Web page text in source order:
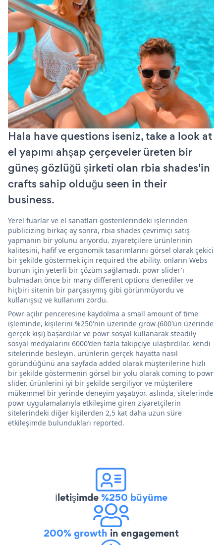
Hala have questions iseniz, take a look at
el yapımı ahşap çerçeveler üreten bir
güneş gözlüğü şirketi olan rbia shades'in
crafts sahip olduğu seen in their
business.
Yerel fuarlar ve el sanatları gösterilerindeki işlerinden
publicizing birkaç ay sonra, rbia shades çevrimiçi satış
yapmanın bir yolunu arıyordu. ziyaretçilere ürünlerinin
kalitesini, hafif ve ergonomik tasarımlarını görsel olarak çekici
bir şekilde göstermek için required the ability. onların Webs
bunun için yeterli bir çözüm sağlamadı. powr slider'ı
bulmadan önce bir many different options denediler ve
hiçbiri sitenin bir parçasıymış gibi görünmüyordu ve
kullanışsız ve kullanımı zordu.
Powr açılır penceresine kaydolma a small amount of time
işleminde, kişilerini %250'nin üzerinde grow (600'ün üzerinde
gerçek kişi) başardılar ve powr sosyal kullanarak steadily
sosyal medyalarını 6000'den fazla takipçiye ulaştırdılar. kendi
sitelerinde besleyin. ürünlerin gerçek hayatta nasıl
göründüğünü ana sayfada added olarak müşterilerine hızlı
bir şekilde göstermenin görsel bir yolu olarak coming to powr
slider. ürünlerini iyi bir şekilde sergiliyor ve müşterilere
mükemmel bir yerinde deneyim yaşatıyor. aslında, sitelerinde
powr uygulamalarıyla etkileşime giren ziyaretçilerin
sitelerindeki diğer kişilerden 2,5 kat daha uzun süre
etkileşimde bulundukları reported.
İletişimde%250 büyüme
200% growth in engagement